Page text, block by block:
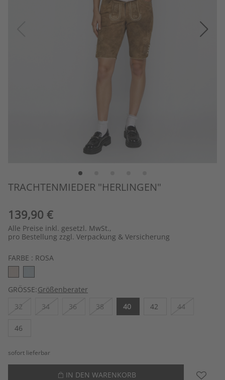
TRACHTENMIEDER "HERLINGEN"
139,90 €
Alle Preise inkl. gesetzl. MwSt.,
pro Bestellung zzgl. Verpackung & Versicherung
FARBE : ROSA
GRÖSSE:Größenberater
32
34 36 38 40 42 44
46
sofort lieferbar
IN DEN WARENKORB